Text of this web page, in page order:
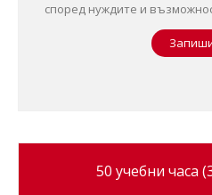
според нуждите и
50 учебни часа